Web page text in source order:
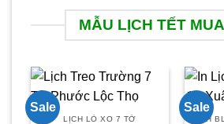
MẪU LỊCH TẾT
Sale
LỊCH LÒ XO 7 TỜ
Sale